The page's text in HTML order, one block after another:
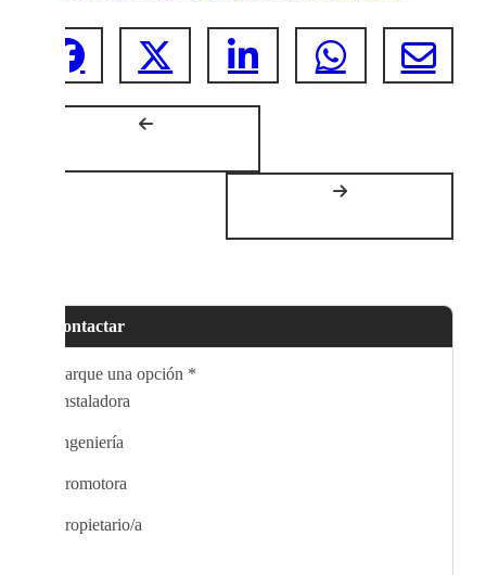
Contactar
Marque una opción *
Instaladora
Ingeniería
Promotora
Propietario/a